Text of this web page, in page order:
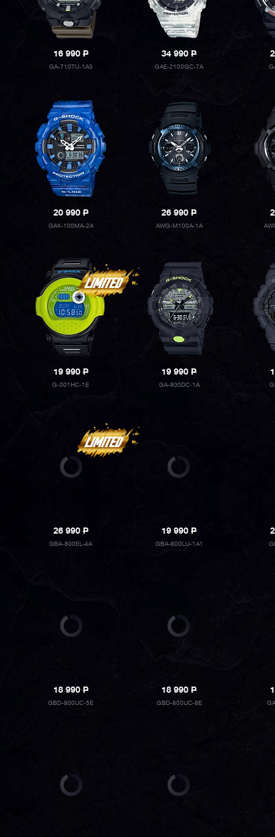
16 990P
GA-710TU-1A3
34 990P
GAE-2100GC-7A
20 990P
GAX-100MA-2A
26 990P
AWG-M100A-1A
19 990P
G-001HC-1E
19 990P
GA-800DC-1A
26 990P
GBA-800EL-4A
19 990P
GBA-800LU-1A1
18 990P
GBD-800UC-5E
18 990P
GBD-800UC-8E